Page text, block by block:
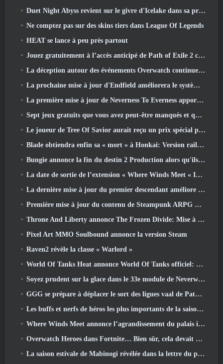
Duet Night Abyss revient sur le givre d'Icelake dans sa prochaine mise à jour Steampunk
Ne comptez pas sur des skins tiers dans League Of Legends
HEAT se lance à peu près partout
Jouez gratuitement à l’accès anticipé de Path of Exile 2 ce week-end
La déception autour des événements Overwatch continue 10 Année anniversaire
La prochaine mise à jour d'Endfield améliorera le système d'usine
La première mise à jour de Neverness To Everness apporte beaucoup à la table
Sept jeux gratuits que vous avez peut-être manqués et qui font partie du Steam Ocean Fest
Le joueur de Tree Of Savior aurait reçu un prix spécial pour avoir dépensé 100 000 $ dans le jeu
Blade obtiendra enfin sa « mort » à Honkai: Version rail étoile 4.3
Bungie annonce la fin du destin 2 Production alors qu'ils se préparent à travailler sur de nouveaux projets
La date de sortie de l’extension « Where Winds Meet « Imperial Palace » est annoncée
La dernière mise à jour du premier descendant améliore la boucle agricole et met à jour le mode Assaut
Première mise à jour du contenu de Steampunk ARPG Crystalfall pour répondre aux « préoccupations des joueurs clés »
Throne And Liberty annonce The Frozen Divide: Mise à jour Nix
Pixel Art MMO Soulbound annonce la version Steam
Raven2 révèle la classe « Warlord »
World Of Tanks Heat annonce World Of Tanks officiel: Date de lancement de CHALEUR
Soyez prudent sur la glace dans le 33e module de Neverwinter, Froid mordant
GGG se prépare à déplacer le sort des ligues vaal de Path Of Exile 2 avant le lancement du retour des anciens
Les buffs et nerfs de héros les plus importants de la saison 8
Where Winds Meet annonce l’agrandissement du palais impérial et partage une feuille de route de contenu « massive »
Overwatch Heroes dans Fortnite… Bien sûr, cela devait arriver
La saison estivale de Mabinogi révélée dans la lettre du producteur